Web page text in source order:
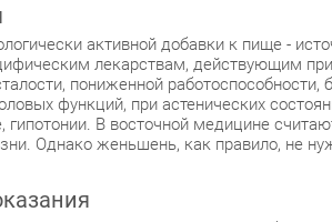
активной добавки к пище -
лекарствам, действующим
пониженной
функций, при астенических
гипотонии. В восточной медицине
Однако женьшень, как правило, не